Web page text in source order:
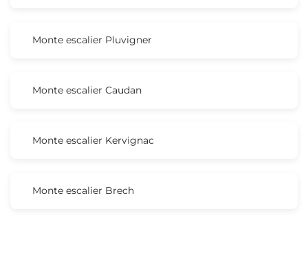
Monte escalier Pluvigner
Monte escalier Caudan
Monte escalier Kervignac
Monte escalier Brech